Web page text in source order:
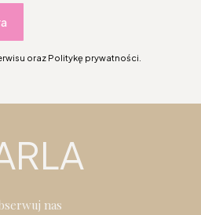
oraz Politykę prywatności.
nas